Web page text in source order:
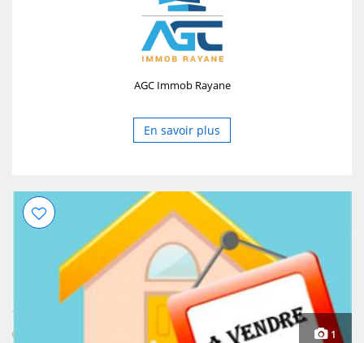
AGC Immob Rayane
En savoir plus
1